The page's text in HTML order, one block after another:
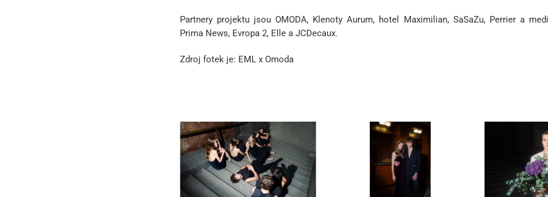
Partnery projektu jsou OMODA, Klenoty Aurum, hotel Maximilian, SaSaZu, Perrier a
Prima News, Evropa 2, Elle a JCDecaux.
Zdroj fotek je: EML x Omoda